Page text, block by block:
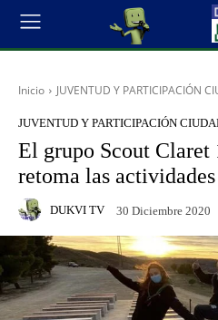
Inicio JUVENTUD Y PARTICIPACIÓN
JUVENTUD Y PARTICIPACIÓN
El grupo Scout Claret
retoma las
DUKVI TV 30 Diciembre 2020